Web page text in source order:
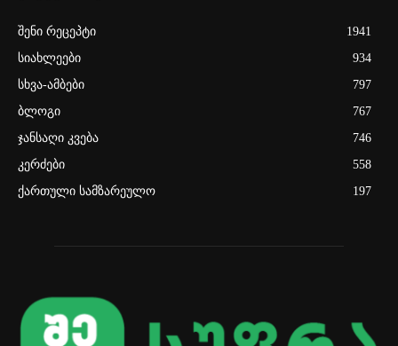
შენი რეცეპტი
1941
სიახლეები
934
სხვა-ამბები
797
ბლოგი
767
ჯანსაღი კვება
746
კერძები
558
ქართული სამზარეულო
197